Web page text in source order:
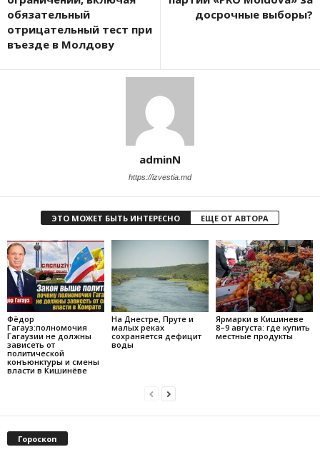
обязательный
отрицательный тест при
въезде в Молдову
досрочные выборы?
adminN
https://izvestia.md
ЭТО МОЖЕТ БЫТЬ ИНТЕРЕСНО ЕЩЕ ОТ АВТОРА
Фёдор
Гагауз:полномочия
Гагаузии не должны
зависеть от
политической
конъюнктуры и смены
власти в Кишинёве
На Днестре, Пруте и
малых реках
сохраняется дефицит
воды
Ярмарки в Кишиневе
8–9 августа: где купить
местные продукты
Гороскоп